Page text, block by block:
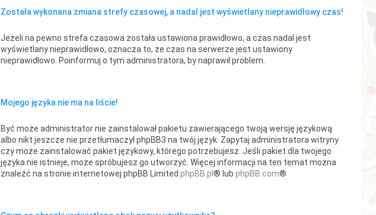
Została wykonana zmiana strefy czasowej, a nadal jest wyświetlany nieprawidłowy czas!
Jeżeli na pewno strefa czasowa została ustawiona prawidłowo, a czas nadal jest
wyświetlany nieprawidłowo, oznacza to, że czas na serwerze jest ustawiony
nieprawidłowo. Poinformuj o tym administratora, by naprawił problem.
Mojego języka nie ma na liście!
Być może administrator nie zainstalował pakietu zawierającego twoją wersję językową
albo nikt jeszcze nie przetłumaczył phpBB3 na twój język. Zapytaj administratora witryny
czy może zainstalować pakiet językowy, którego potrzebujesz. Jeśli pakiet dla twojego
języka nie istnieje, może spróbujesz go utworzyć. Więcej informacji na ten temat można
znaleźć na stronie internetowej phpBB Limited phpBB.pl ® lub phpBB.com®